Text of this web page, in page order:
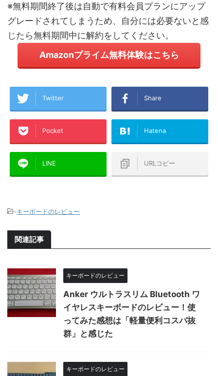
※無料期間終了後は自動で有料会員プランにアップ
グレードされてしまうため、自分には必要ないと感
じたら無料期間中に解約をしてください。
Amazonプライム無料体験はこちら
Twitter Share
Pocket Hatena
LINE URLコピー
-キーボードのレビュー
関連記事
キーボードのレビュー
Anker ウルトラスリム Bluetooth ワ
イヤレスキーボードのレビュー！使
ってみた感想は「軽量便利コスパ抜
群」と感じた
キーボードのレビュー